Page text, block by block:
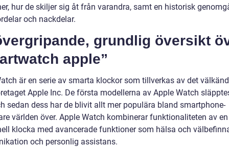
hur de skiljer sig åt från varandra, samt en historisk
och nackdelar.
grundlig översikt
apple”
är en serie av smarta klockor som tillverkas av det
Apple Inc. De första modellerna av Apple Watch
sedan dess har de blivit allt mer populära bland smartphone-
världen över. Apple Watch kombinerar funktionaliteten av en
klocka med avancerade funktioner som hälsa och
och personlig assistans.